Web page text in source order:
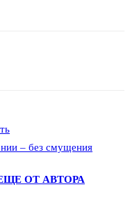
– без смущения
ОТ АВТОРА